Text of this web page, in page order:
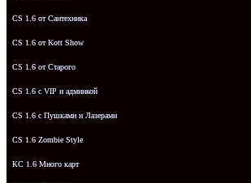
CS 1.6 от Сантехника
CS 1.6 от Kott Show
CS 1.6 от Старого
CS 1.6 с VIP и админкой
CS 1.6 с Пушками и Лазерами
CS 1.6 Zombie Style
КС 1.6 Много карт